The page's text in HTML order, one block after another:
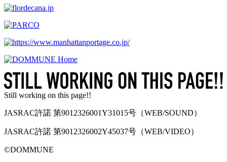
Still working on this page!!
JASRAC許諾 第9012326001Y31015号（WEB/SOUND）
JASRAC許諾 第9012326002Y45037号（WEB/VIDEO）
©︎DOMMUNE